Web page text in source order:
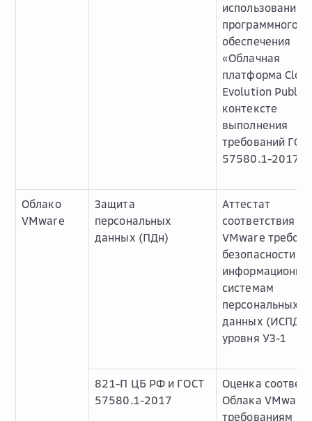
использовании
программного
обеспечения
«Облачная
платформа
Evolution
контексте
выполнения
требований
57580.1-2017
Облако
VMware
Защита
персональных
данных (ПДн)
Аттестат
соответствия
VMware
безопасности к
системам
персональных
данных (ИСПДн)
уровня УЗ-1
821-П ЦБ РФ и ГОСТ
57580.1-2017
Оценка
Облака VMware
требованиям